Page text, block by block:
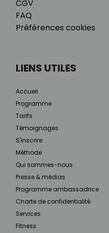
CGV
FAQ
Préférences cookies
LIENS UTILES
Accueil
Programme
Tarifs
Témoignages
S'inscrire
Méthode
Qui sommes-nous
Presse & médias
Programme ambassadrice
Charte de confidentialité
Services
Fitness